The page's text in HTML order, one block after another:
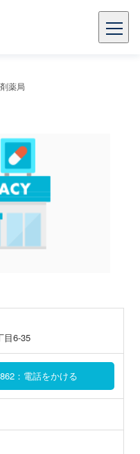
薬局
目6-35
：電話をかける